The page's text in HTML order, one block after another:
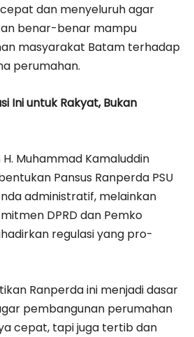
dan menyeluruh agar
benar-benar mampu
masyarakat Batam terhadap
perumahan.
Ini untuk Rakyat, Bukan
Muhammad Kamaluddin
Pansus Ranperda PSU
administratif, melainkan
DPRD dan Pemko
regulasi yang pro-
Ranperda ini menjadi dasar
pembangunan perumahan
cepat, tapi juga tertib dan